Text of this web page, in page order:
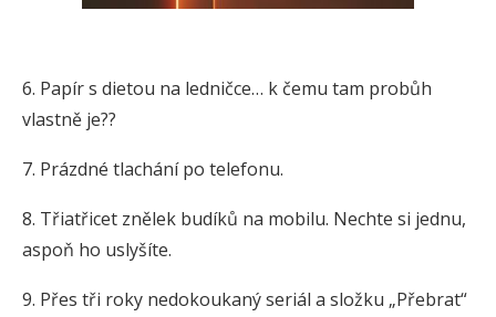
6. Papír s dietou na ledničce… k čemu tam probůh
vlastně je??
7. Prázdné tlachání po telefonu.
8. Třiatřicet znělek budíků na mobilu. Nechte si jednu,
aspoň ho uslyšíte.
9. Přes tři roky nedokoukaný seriál a složku „Přebrat“